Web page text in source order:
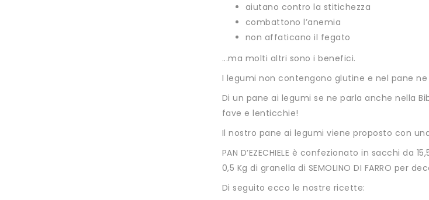
aiutano contro la stitichezza
combattono l’anemia
non affaticano il fegato
...ma molti altri sono i benefici.
I legumi non contengono glutine e nel pane
Di un pane ai legumi se ne parla anche nella
fave e lenticchie!
Il nostro pane ai legumi viene proposto con
PAN D’EZECHIELE è confezionato in sacchi
0,5 Kg di granella di SEMOLINO DI FARRO per
Di seguito ecco le nostre ricette: